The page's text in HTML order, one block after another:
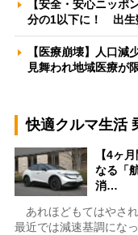
【安全・安心ニッポ
分の1以下に！ 出
【医療崩壊】人口減
見舞われ地域医療
快適クルマ生活
【4ヶ
なる「
消…
あれほどもてはやされ
最近では減速基調にな